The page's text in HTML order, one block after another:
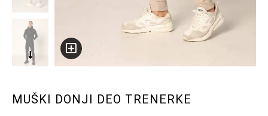
MUŠKI DONJI DEO TRENERKE